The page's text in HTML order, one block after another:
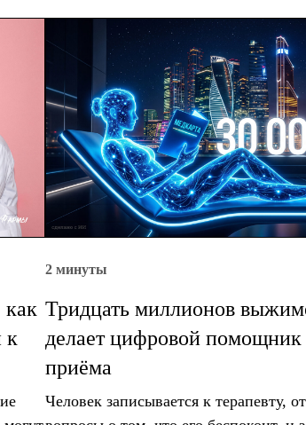
как
к
2 минуты
Тридцать миллионов
делает цифровой помощник
приёма
Человек записывается к терапевту,